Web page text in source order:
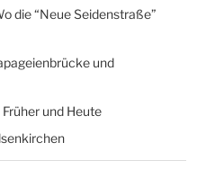
die “Neue Seidenstraße”
und
und Heute